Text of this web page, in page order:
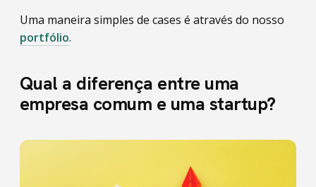
Uma maneira simples de cases é através do nosso
portfólio.
Qual a diferença entre uma
empresa comum e uma startup?